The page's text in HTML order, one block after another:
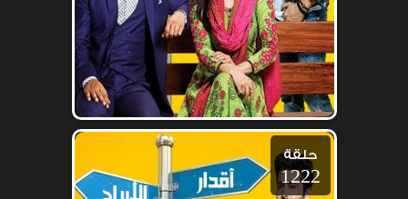
حلقة
1222